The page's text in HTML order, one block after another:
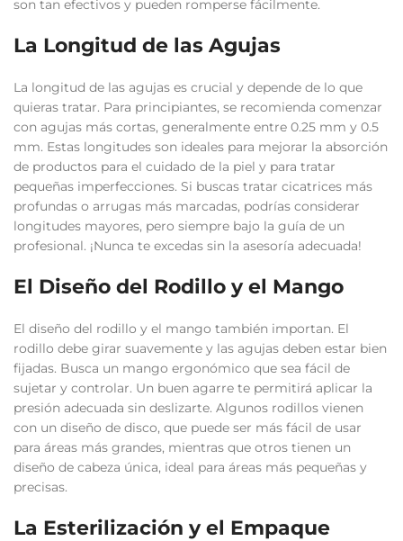
son tan efectivos y pueden romperse fácilmente.
La Longitud de las Agujas
La longitud de las agujas es crucial y depende de lo que
quieras tratar. Para principiantes, se recomienda comenzar
con agujas más cortas, generalmente entre 0.25 mm y 0.5
mm. Estas longitudes son ideales para mejorar la absorción
de productos para el cuidado de la piel y para tratar
pequeñas imperfecciones. Si buscas tratar cicatrices más
profundas o arrugas más marcadas, podrías considerar
longitudes mayores, pero siempre bajo la guía de un
profesional. ¡Nunca te excedas sin la asesoría adecuada!
El Diseño del Rodillo y el Mango
El diseño del rodillo y el mango también importan. El
rodillo debe girar suavemente y las agujas deben estar bien
fijadas. Busca un mango ergonómico que sea fácil de
sujetar y controlar. Un buen agarre te permitirá aplicar la
presión adecuada sin deslizarte. Algunos rodillos vienen
con un diseño de disco, que puede ser más fácil de usar
para áreas más grandes, mientras que otros tienen un
diseño de cabeza única, ideal para áreas más pequeñas y
precisas.
La Esterilización y el Empaque